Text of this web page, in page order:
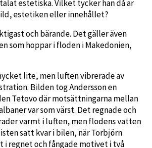
estetiska. Vilket tycker han då är
estetiken eller innehållet?
och bärande. Det gäller även
som hoppar i floden i Makedonien,
lite, men luften vibrerade av
Bilden tog Andersson en
Tetovo där motsättningarna mellan
var som värst. Det regnade och
varmt i luften, men flodens vatten
satt kvar i bilen, när Torbjörn
i regnet och fångade motivet i två